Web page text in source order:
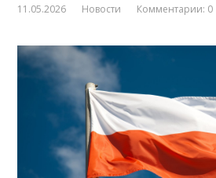
11.05.2026 Новости Комментарии: 0